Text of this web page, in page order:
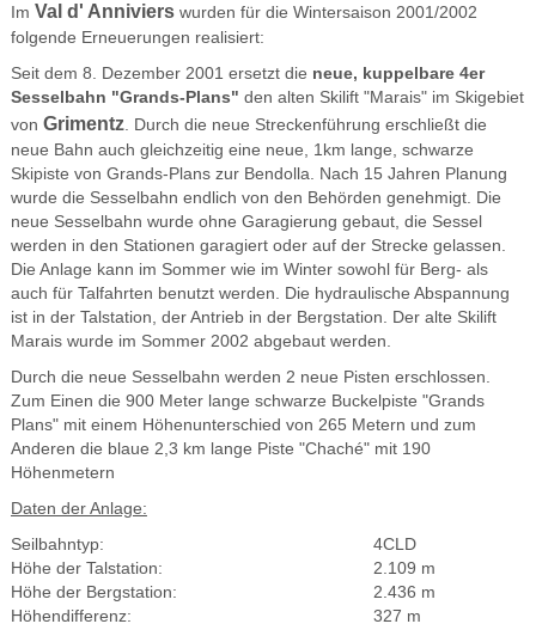
Im Val d' Anniviers wurden für die Wintersaison 2001/2002
folgende Erneuerungen realisiert:
Seit dem 8. Dezember 2001 ersetzt die neue, kuppelbare 4er
Sesselbahn "Grands-Plans" den alten Skilift "Marais" im Skigebiet
von Grimentz. Durch die neue Streckenführung erschließt die
neue Bahn auch gleichzeitig eine neue, 1km lange, schwarze
Skipiste von Grands-Plans zur Bendolla. Nach 15 Jahren Planung
wurde die Sesselbahn endlich von den Behörden genehmigt. Die
neue Sesselbahn wurde ohne Garagierung gebaut, die Sessel
werden in den Stationen garagiert oder auf der Strecke gelassen.
Die Anlage kann im Sommer wie im Winter sowohl für Berg- als
auch für Talfahrten benutzt werden. Die hydraulische Abspannung
ist in der Talstation, der Antrieb in der Bergstation. Der alte Skilift
Marais wurde im Sommer 2002 abgebaut werden.
Durch die neue Sesselbahn werden 2 neue Pisten erschlossen.
Zum Einen die 900 Meter lange schwarze Buckelpiste "Grands
Plans" mit einem Höhenunterschied von 265 Metern und zum
Anderen die blaue 2,3 km lange Piste "Chaché" mit 190
Höhenmetern
Daten der Anlage:
Seilbahntyp:
4CLD
Höhe der Talstation:
2.109 m
Höhe der Bergstation:
2.436 m
Höhendifferenz:
327 m